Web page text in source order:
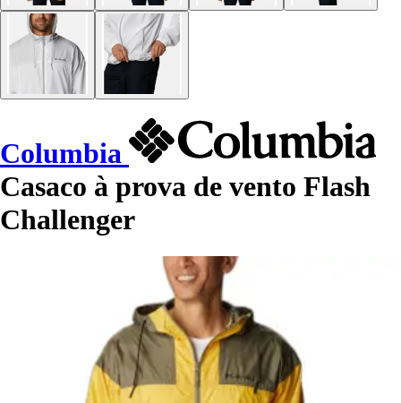
Columbia
Casaco à prova de vento Flash
Challenger